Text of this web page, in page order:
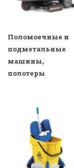
Поломоечные и
подметальные
машины,
полотеры